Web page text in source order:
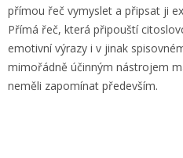
přímou řeč vymyslet a připsat ji
Přímá řeč, která připouští
emotivní výrazy i v jinak
mimořádně účinným nástrojem
neměli zapomínat především.